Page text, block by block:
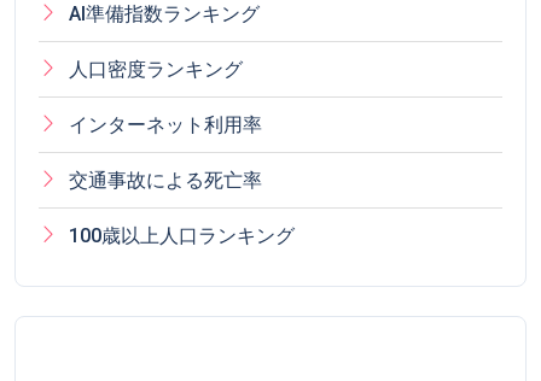
AI準備指数ランキング
人口密度ランキング
インターネット利用率
交通事故による死亡率
100歳以上人口ランキング